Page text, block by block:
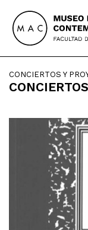
content
CONCIERTOS Y